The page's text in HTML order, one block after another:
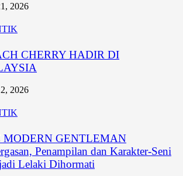
2026
CHERRY HADIR DI
2026
MODERN GENTLEMAN
Penampilan dan Karakter-Seni
Lelaki Dihormati